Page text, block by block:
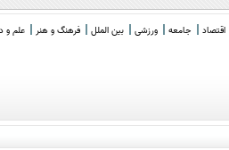
اقتصاد جامعه ورزشی بین الملل فرهنگ و هنر علم و